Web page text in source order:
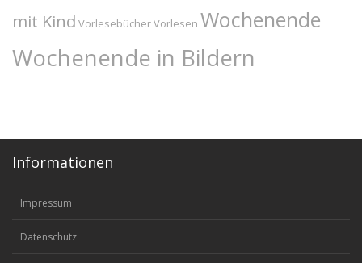
mit Kind VorlesebücherVorlesen Wochenende
Wochenende in Bildern
Informationen
Impressum
Datenschutz